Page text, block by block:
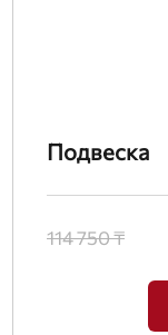
Подвеска
114 750 ₸